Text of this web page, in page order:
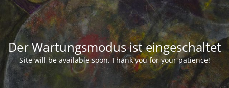
Der Wartungsmodus ist eingeschaltet
Site will be available soon. Thank you for your patience!